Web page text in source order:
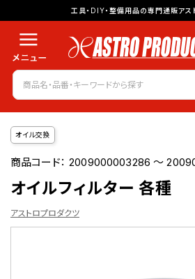
工具・DIY・整備用品の専門通販アス
オイル交換
商品コード：2009000003286 ～
オイルフィルター 各種
アストロプロダクツ